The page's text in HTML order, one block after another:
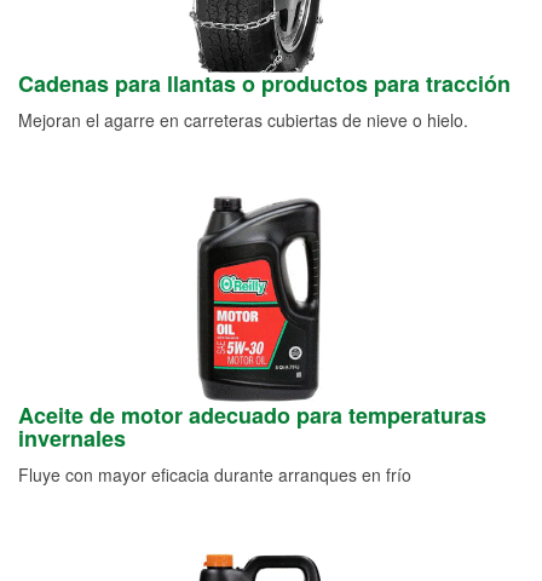
Cadenas para llantas o productos para tracción
Mejoran el agarre en carreteras cubiertas de nieve o hielo.
Aceite de motor adecuado para temperaturas
invernales
Fluye con mayor eficacia durante arranques en frío